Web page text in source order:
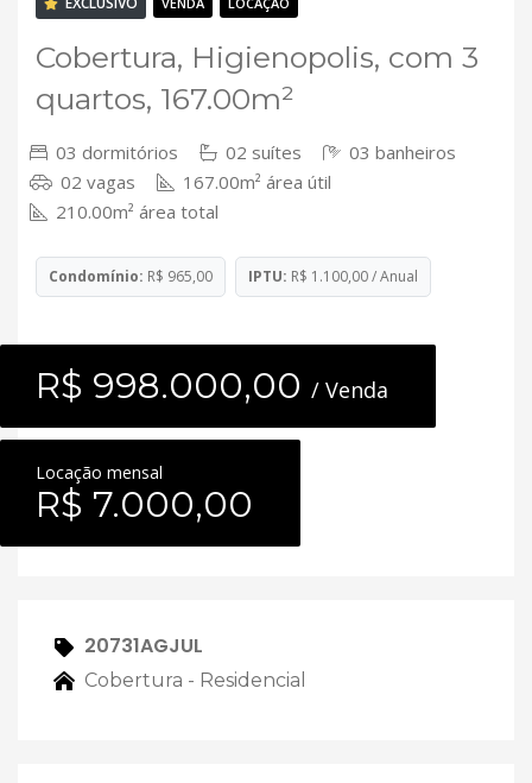
Cobertura, Higienopolis, com 3
quartos, 167.00m²
03 dormitórios 02 suítes
03 banheiros
02 vagas
167.00m² área útil
210.00m² área total
Condomínio: R$ 965,00 IPTU: R$ 1.100,00 / Anual
R$ 998.000,00 / Venda
Locação mensal
R$ 7.000,00
20731AGJUL
Cobertura - Residencial